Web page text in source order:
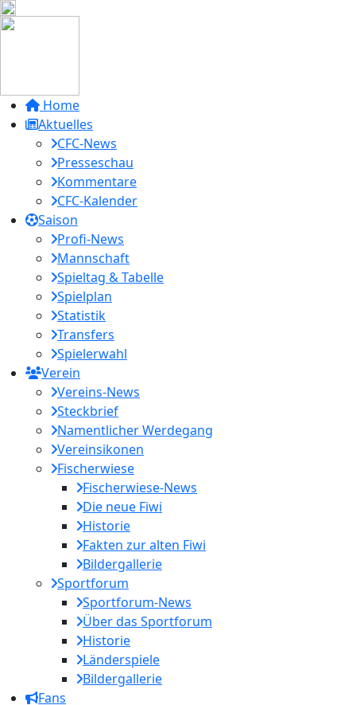
Home
Aktuelles
CFC-News
Presseschau
Kommentare
CFC-Kalender
Saison
Profi-News
Mannschaft
Spieltag & Tabelle
Spielplan
Statistik
Transfers
Spielerwahl
Verein
Vereins-News
Steckbrief
Namentlicher Werdegang
Vereinsikonen
Fischerwiese
Fischerwiese-News
Die neue Fiwi
Historie
Fakten zur alten Fiwi
Bildergallerie
Sportforum
Sportforum-News
Über das Sportforum
Historie
Länderspiele
Bildergallerie
Fans